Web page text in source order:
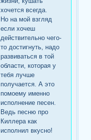
хочется всегда.
Но на мой взгляд
если хочеш
действительно чего-
то достигнуть, надо
развиваться в той
области, которая у
тебя лучше
получается. А это
помоему именно
исполнение песен.
Ведь песню про
Киллера как
исполнил вкусно!